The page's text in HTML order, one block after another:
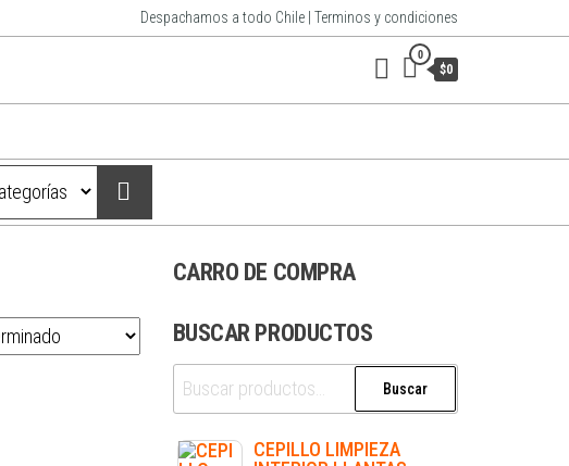
Despachamos a todo Chile | Terminos y condiciones
0
$0
CARRO DE COMPRA
BUSCAR PRODUCTOS
Buscar
CEPILLO LIMPIEZA